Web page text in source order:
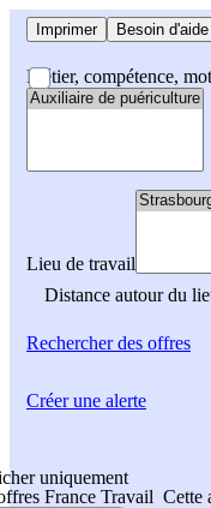
Imprimer Besoin
Métier, compétence,
Lieu de travail
Distance autour du
Rechercherdes offres
uniquement
France Travail Cette
Créer une alerte